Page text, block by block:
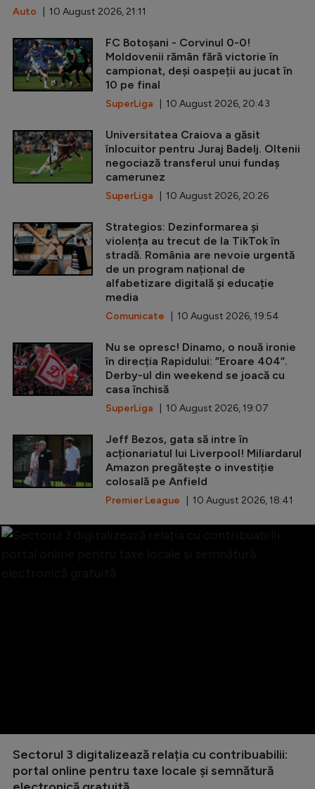
Auto | 10 August 2026, 21:11
FC Botoșani - Corvinul 0-0!
Moldovenii rămân fără victorie în
campionat, deși oaspeții au jucat în
10 pe final
SuperLiga | 10 August 2026, 20:43
Universitatea Craiova a găsit
înlocuitor pentru Juraj Badelj. Oltenii
negociază transferul unui fundaș
camerunez
SuperLiga | 10 August 2026, 20:26
Strategios: Dezinformarea și
violența au trecut de la TikTok în
stradă. România are nevoie urgentă
de un program național de
alfabetizare digitală și educație
media
Comunicate | 10 August 2026, 19:54
Nu se opresc! Dinamo, o nouă ironie
în direcția Rapidului: ”Eroare 404”.
Derby-ul din weekend se joacă cu
casa închisă
SuperLiga | 10 August 2026, 19:07
Jeff Bezos, gata să intre în
acționariatul lui Liverpool! Miliardarul
Amazon pregătește o investiție
colosală pe Anfield
Premier League | 10 August 2026, 18:41
Sectorul 3 digitalizează relația cu contribuabilii:
portal online pentru taxe locale și semnătură